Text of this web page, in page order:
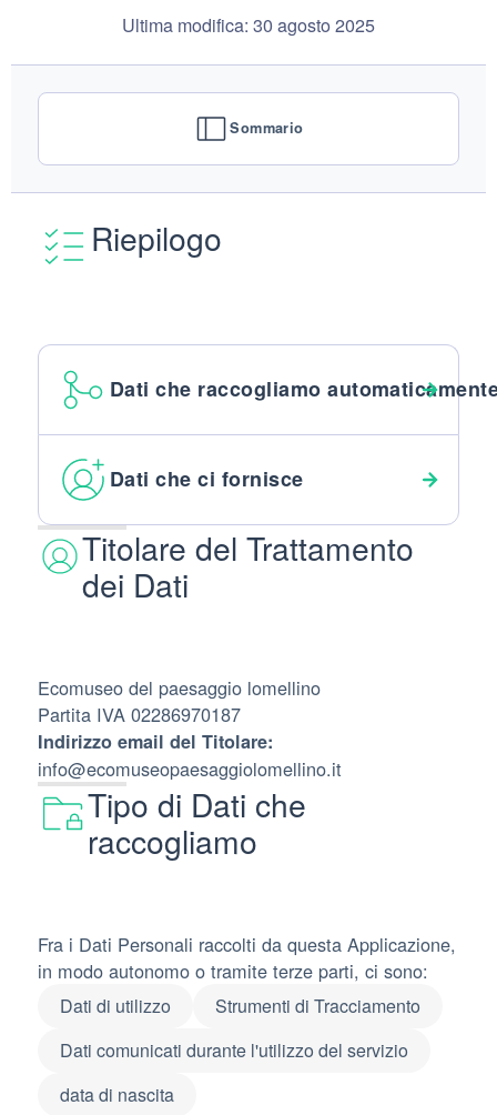
Ultima modifica: 30 agosto 2025
Sommario
Riepilogo
Dati che raccogliamo
Dati che ci fornisce
Titolare del Trattamento
dei Dati
Ecomuseo del paesaggio lomellino
Partita IVA 02286970187
Indirizzo email del Titolare:
info@ecomuseopaesaggiolomellino.it
Tipo di Dati che
raccogliamo
Fra i Dati Personali raccolti da questa Applicazione,
in modo autonomo o tramite terze parti, ci sono:
Dati di utilizzo
Strumenti di Tracciamento
Dati comunicati durante l'utilizzo del servizio
data di nascita